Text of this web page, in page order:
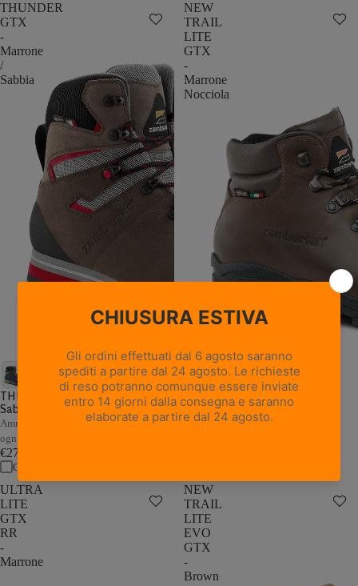
THUNDER
GTX
-
Marrone
/
Sabbia
THUNDER GTX - Marrone /
Sabbia
Ammortizzazione e stabilità adattive a
ogni passo
€279,00
Confronta
NEW
TRAIL
LITE
GTX
-
Marrone
Nocciola
18 recensioni
NEW TRAIL LITE GTX -
Marrone Nocciola
Pelle pieno fiore con trattamento
Hydrobloc®
ULTRA
LITE
GTX
RR
-
Marrone
NEW
TRAIL
LITE
EVO
GTX
-
Brown